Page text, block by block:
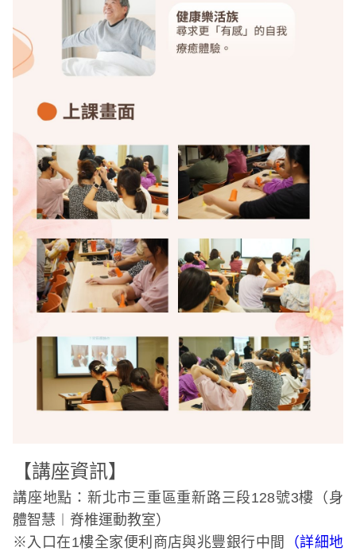
【講座資訊】
講座地點： 新北市三重區重新路三段128號3樓（身
體智慧︱脊椎運動教室）
※入口在1樓全家便利商店與兆豐銀行中間
（詳細地